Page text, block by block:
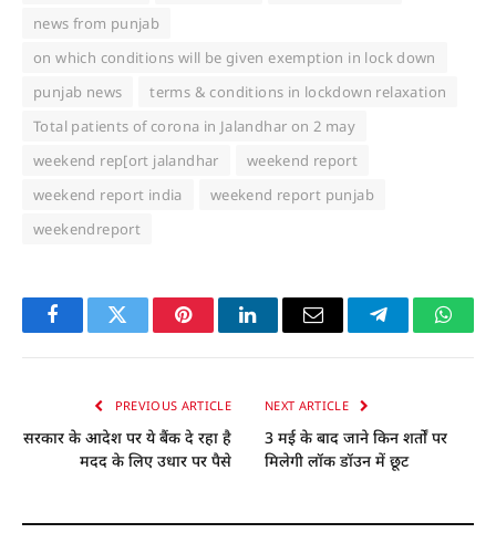
news from punjab
on which conditions will be given exemption in lock down
punjab news
terms & conditions in lockdown relaxation
Total patients of corona in Jalandhar on 2 may
weekend rep[ort jalandhar
weekend report
weekend report india
weekend report punjab
weekendreport
FacebookTwitter PinterestLinkedInEmail Telegram
PREVIOUS ARTICLE
सरकार के आदेश पर ये बैंक दे रहा है
मदद के लिए उधार पर पैसे
NEXT ARTICLE
3 मई के बाद जाने किन शर्तों पर
मिलेगी लॉक डॉउन में छूट